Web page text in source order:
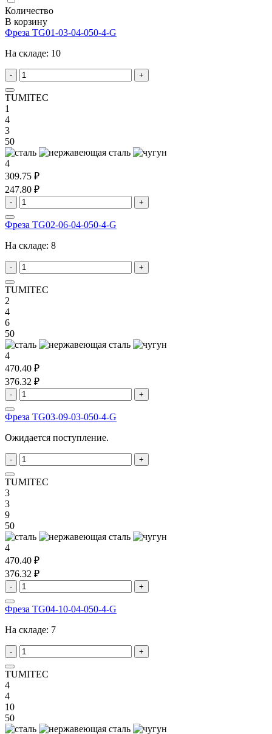
Количество
В корзину
Фреза TG01-03-04-050-4-G
На складе: 10
- +
TUMITEC
1
4
3
50
4
309.75 ₽
247.80 ₽
- +
Фреза TG02-06-04-050-4-G
На складе: 8
- +
TUMITEC
2
4
6
50
4
470.40 ₽
376.32 ₽
- +
Фреза TG03-09-03-050-4-G
Ожидается поступление.
- +
TUMITEC
3
3
9
50
4
470.40 ₽
376.32 ₽
- +
Фреза TG04-10-04-050-4-G
На складе: 7
- +
TUMITEC
4
4
10
50